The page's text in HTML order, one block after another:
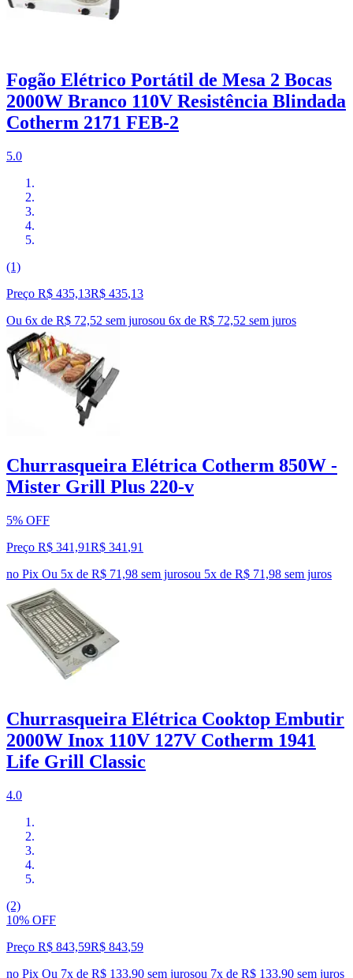
Fogão Elétrico Portátil de Mesa 2 Bocas
2000W Branco 110V Resistência Blindada
Cotherm 2171 FEB-2
5.0
(1)
Preço R$ 435,13R$ 435,13
Ou 6x de R$ 72,52 sem jurosou 6x de R$ 72,52 sem juros
Churrasqueira Elétrica Cotherm 850W -
Mister Grill Plus 220-v
5% OFF
Preço R$ 341,91R$ 341 ,91
no Pix Ou 5x de R$ 71,98 sem jurosou 5x de R$ 71,98 sem juros
Churrasqueira Elétrica Cooktop Embutir
2000W Inox 110V 127V Cotherm 1941
Life Grill Classic
4.0
(2)
10% OFF
Preço R$ 843,59R$ 843,59
no Pix Ou 7x de R$ 133,90 sem jurosou 7x de R$ 133,90 sem juros